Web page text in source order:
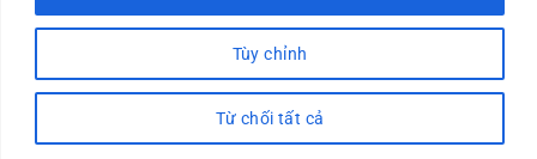
Tùy chỉnh
Từ chối tất cả